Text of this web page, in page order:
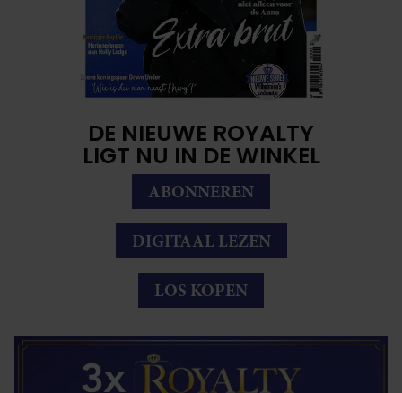
DE NIEUWE ROYALTY
LIGT NU IN DE WINKEL
ABONNEREN
DIGITAAL LEZEN
LOS KOPEN